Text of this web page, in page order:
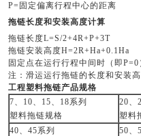
P=固定偏离行程中心的距离
拖链长度和安装高度计算
拖链长度L=S/2+4R+P+3T
拖链安装高度H=2R+Ha+0.1Ha
固定点在运行行程中间时（即
注：滑运运行拖链的长度和安装
工程塑料拖链产品规格
7、10、15、18系列
塑料拖链规格
20、
塑料
40、45系列
50、